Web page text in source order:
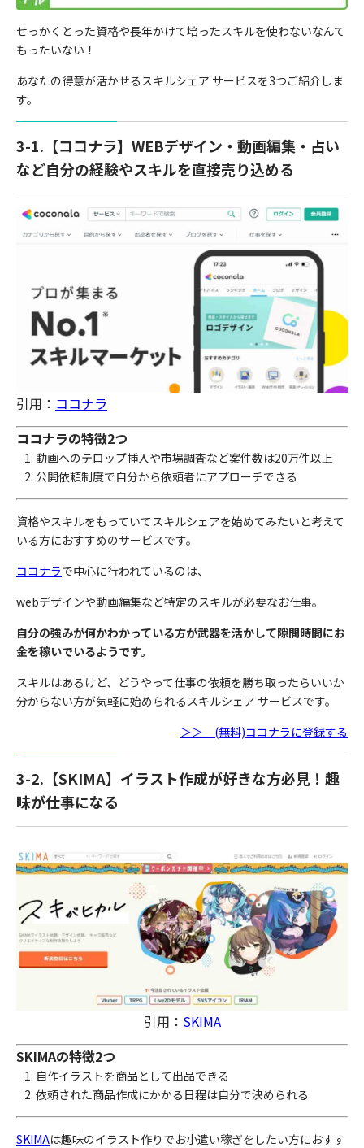
せっかくとった資格や長年かけて培ったスキルを使わないなんて
もったいない！
あなたの得意が活かせるスキルシェア サービスを3つご紹介しま
す。
3-1.【ココナラ】WEBデザイン・動画編集・占い
など自分の経験やスキルを直接売り込める
引用： ココナラ
ココナラの特徴2つ
動画へのテロップ挿入や市場調査など案件数は20万件以上
公開依頼制度で自分から依頼者にアプローチできる
資格やスキルをもっていてスキルシェアを始めてみたいと考えて
いる方におすすめのサービスです。
ココナラで中心に行われているのは、
webデザインや動画編集など特定のスキルが必要なお仕事。
自分の強みが何かわかっている方が武器を活かして隙間時間にお
金を稼いでいるようです。
スキルはあるけど、どうやって仕事の依頼を勝ち取ったらいいか
分からない方が気軽に始められるスキルシェア サービスです。
＞＞ (無料)ココナラに登録する
3-2.【SKIMA】イラスト作成が好きな方必見！趣
味が仕事になる
引用： SKIMA
SKIMAの特徴2つ
自作イラストを商品として出品できる
依頼された商品作成にかかる日程は自分で決められる
SKIMAは趣味のイラスト作りでお小遣い稼ぎをしたい方におすす